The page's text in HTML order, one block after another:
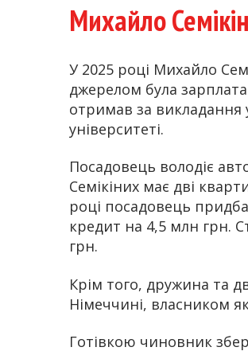
Михайло Семікін
У 2025 році Михайло
джерелом була
отримав за викладання
університеті.
Посадовець володіє
Семікіних має дві
році посадовець
кредит на 4,5 млн грн.
грн.
Крім того, дружина та
Німеччині, власником
Готівкою чиновник